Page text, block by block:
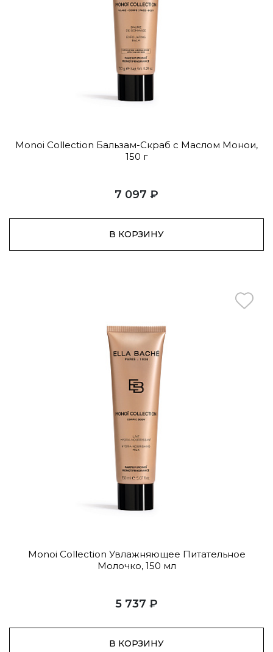
Monoi Collection Бальзам-Скраб с Маслом Монои,
150 г
7 097 ₽
В КОРЗИНУ
Monoi Collection Увлажняющее Питательное
Молочко, 150 мл
5 737 ₽
В КОРЗИНУ